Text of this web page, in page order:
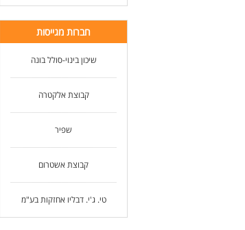
חברות מגייסות
שיכון בינוי-סולל בונה
קבוצת אלקטרה
שפיר
קבוצת אשטרום
טי. ג'י. דבליו אחזקות בע"מ